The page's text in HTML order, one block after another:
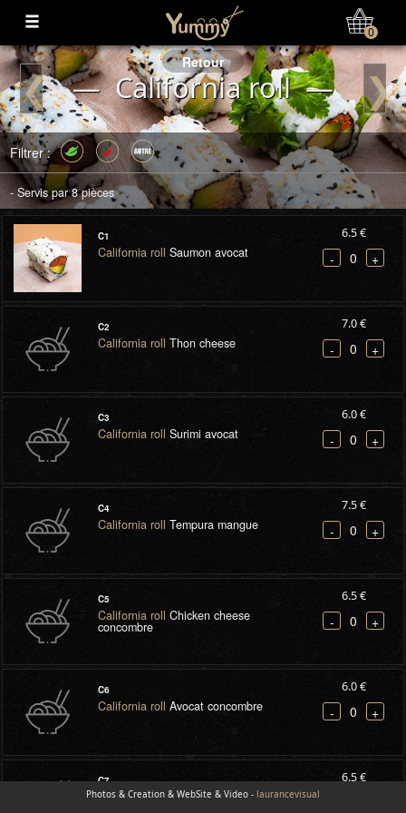
Mon Compte
0
Retour
— California roll —
❮ ❯
Filtrer :
- Servis par 8 pièces
C1
California roll Saumon avocat
6.5 €
- 0 +
C2
California roll Thon cheese
7.0 €
- 0 +
C3
California roll Surimi avocat
6.0 €
- 0 +
C4
California roll Tempura mangue
7.5 €
- 0 +
C5
California roll Chicken cheese
concombre
6.5 €
- 0 +
C6
California roll Avocat concombre
6.0 €
- 0 +
C7
California rollSaumon cheese
6.5 €
Photos & Creation & WebSite & Video - laurancevisual